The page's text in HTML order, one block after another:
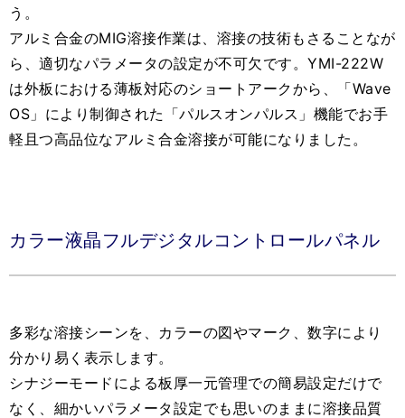
う。
アルミ合金のMIG溶接作業は、溶接の技術もさることなが
ら、適切なパラメータの設定が不可欠です。YMI-222W
は外板における薄板対応のショートアークから、「Wave
OS」により制御された「パルスオンパルス」機能でお手
軽且つ高品位なアルミ合金溶接が可能になりました。
カラー液晶フルデジタルコントロールパネル
多彩な溶接シーンを、カラーの図やマーク、数字により
分かり易く表示します。
シナジーモードによる板厚一元管理での簡易設定だけで
なく、細かいパラメータ設定でも思いのままに溶接品質